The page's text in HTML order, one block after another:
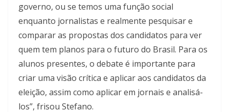
governo, ou se temos uma função social
enquanto jornalistas e realmente pesquisar e
comparar as propostas dos candidatos para ver
quem tem planos para o futuro do Brasil. Para os
alunos presentes, o debate é importante para
criar uma visão crítica e aplicar aos candidatos da
eleição, assim como aplicar em jornais e analisá-
los”, frisou Stefano.